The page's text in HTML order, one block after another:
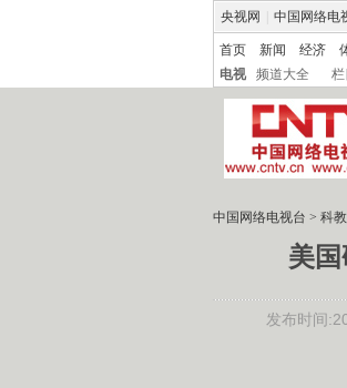
央视网 中国网络电
首页 新闻 经济
电视
频道大全 栏
中国网络电视台 > 科
美
发布时间